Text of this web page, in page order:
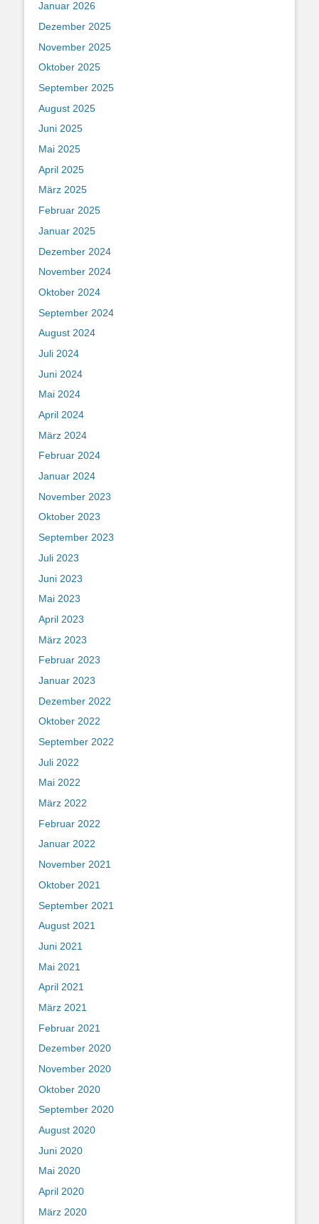
Januar 2026
Dezember 2025
November 2025
Oktober 2025
September 2025
August 2025
Juni 2025
Mai 2025
April 2025
März 2025
Februar 2025
Januar 2025
Dezember 2024
November 2024
Oktober 2024
September 2024
August 2024
Juli 2024
Juni 2024
Mai 2024
April 2024
März 2024
Februar 2024
Januar 2024
November 2023
Oktober 2023
September 2023
Juli 2023
Juni 2023
Mai 2023
April 2023
März 2023
Februar 2023
Januar 2023
Dezember 2022
Oktober 2022
September 2022
Juli 2022
Mai 2022
März 2022
Februar 2022
Januar 2022
November 2021
Oktober 2021
September 2021
August 2021
Juni 2021
Mai 2021
April 2021
März 2021
Februar 2021
Dezember 2020
November 2020
Oktober 2020
September 2020
August 2020
Juni 2020
Mai 2020
April 2020
März 2020